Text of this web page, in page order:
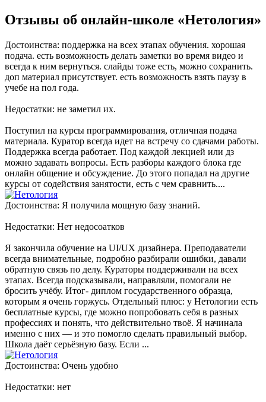
Отзывы об онлайн-школе «Нетология»
Достоинства: поддержка на всех этапах обучения. хорошая
подача. есть возможность делать заметки во время видео и
всегда к ним вернуться. слайды тоже есть, можно сохранить.
доп материал присутствует. есть возможность взять паузу в
учебе на пол года.
Недостатки: не заметил их.
Поступил на курсы программирования, отличная подача
материала. Куратор всегда идет на встречу со сдачами работы.
Поддержка всегда работает. Под каждой лекцией или дз
можно задавать вопросы. Есть разборы каждого блока где
онлайн общение и обсуждение. До этого попадал на другие
курсы от содействия занятости, есть с чем сравнить....
Достоинства: Я получила мощную базу знаний.
Недостатки: Нет недосоатков
Я закончила обучение на UI/UX дизайнера. Преподаватели
всегда внимательные, подробно разбирали ошибки, давали
обратную связь по делу. Кураторы поддерживали на всех
этапах. Всегда подсказывали, направляли, помогали не
бросить учёбу. Итог- диплом государственного образца,
которым я очень горжусь. Отдельный плюс: у Нетологии есть
бесплатные курсы, где можно попробовать себя в разных
профессиях и понять, что действительно твоё. Я начинала
именно с них — и это помогло сделать правильный выбор.
Школа даёт серьёзную базу. Если ...
Достоинства: Очень удобно
Недостатки: нет